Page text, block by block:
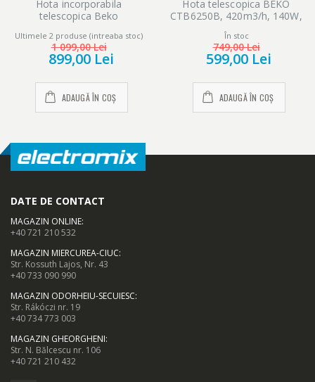
Hota incorporabila
telescopica Beko
absorbtie 659m3/h, 60 cm,
Inox
Ultimele 2 produse (intreaba stoc)
1 099,00 Lei
899,00 Lei
ADAUGĂ ÎN COȘ
Hota telescopica BEKO
CTB6250B, 420m3/h, 140W,
1 motor, negru
În stoc
749,00 Lei
599,00 Lei
ADAUGĂ ÎN COȘ
DATE DE CONTACT
MAGAZIN ONLINE:
+40 721 210 532
MAGAZIN MIERCUREA-CIUC:
Str. Kossuth Lajos, Nr. 43
+40 733 090 990
MAGAZIN ODORHEIU-SECUIESC:
Str. Rákóczi nr. 19
+40 734 773 003
MAGAZIN GHEORGHENI:
Str. N. Bălcescu nr. 106
+40 721 210 432